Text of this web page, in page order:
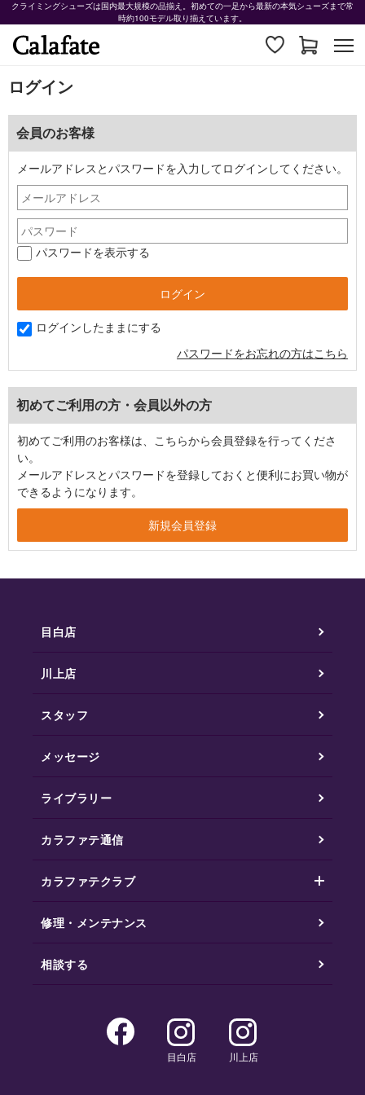
クライミングシューズは国内最大規模の品揃え。初めての一足から最新の本気シューズまで常
時約100モデル取り揃えています。
ログイン
会員のお客様
メールアドレスとパスワードを入力してログインしてください。
パスワードを表示する
ログインしたままにする
パスワードをお忘れの方はこちら
初めてご利用の方・会員以外の方
初めてご利用のお客様は、こちらから会員登録を行ってくださ
い。
メールアドレスとパスワードを登録しておくと便利にお買い物が
できるようになります。
目白店
川上店
スタッフ
メッセージ
ライブラリー
カラファテ通信
カラファテクラブ
修理・メンテナンス
相談する
目白店 川上店